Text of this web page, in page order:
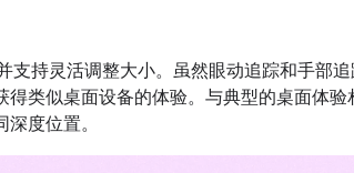
支持灵活调整大小。虽然眼动追踪和手部
类似桌面设备的体验。与典型的桌面体验
度位置。